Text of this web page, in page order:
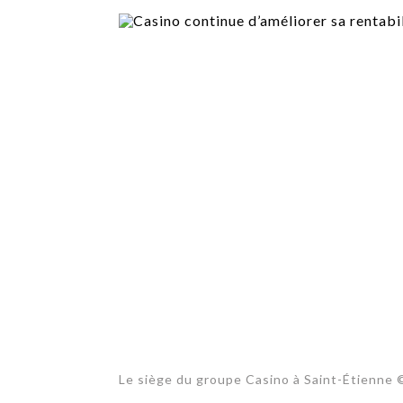
SERVICES
Le siège du groupe Casino à Saint-